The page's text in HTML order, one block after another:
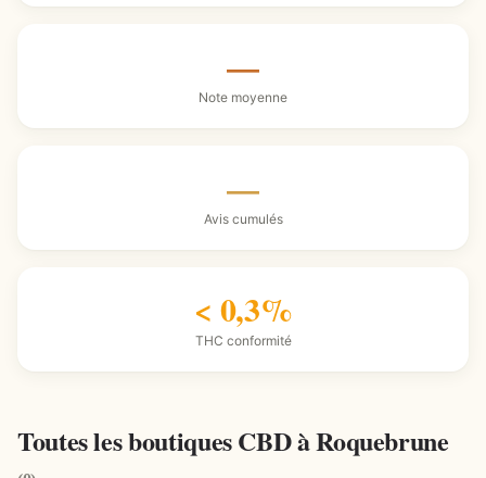
—
Note moyenne
—
Avis cumulés
< 0,3%
THC conformité
Toutes les boutiques CBD à Roquebrune